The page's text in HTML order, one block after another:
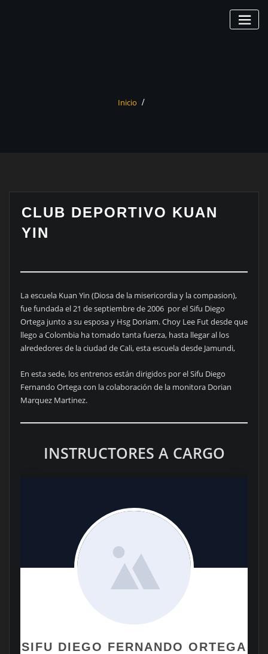
Inicio
CLUB DEPORTIVO KUAN
YIN
La escuela Kuan Yin (Diosa de la misericordia y la compasion),
fue fundada el 21 de septiembre de 2006 por el Sifu Diego
Ortega junto a su esposa y Hsg Doriam. Choy Lee Fut desde que
llego a Colombia ha tomado tanta fuerza, hasta llegar al los
alrededores de la ciudad de Cali, esta escuela desde Jamundi,
En esta sede, los entrenos están dirigidos por el Sifu Diego
Fernando Ortega con la colaboración de la monitora Dorian
Marquez Martinez.
INSTRUCTORES A CARGO
SIFU DIEGO FERNANDO ORTEGA